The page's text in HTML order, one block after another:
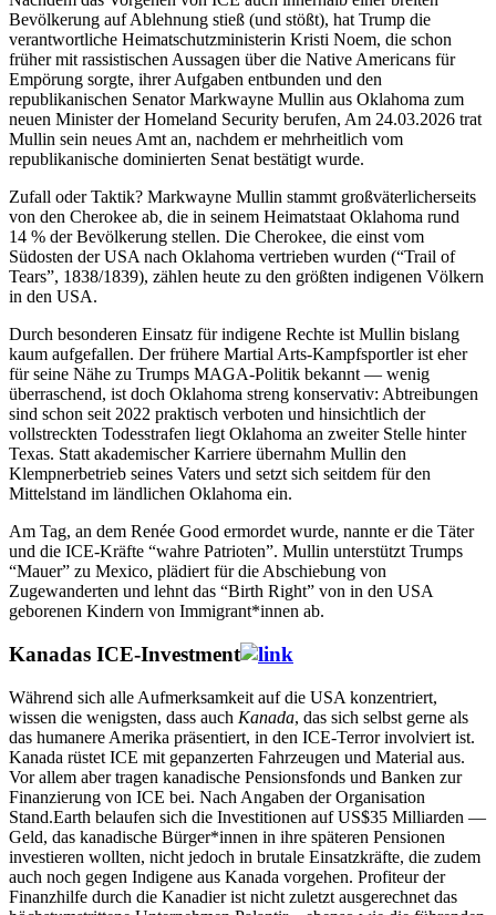
Bevölkerung auf Ablehnung stieß (und stößt), hat Trump die
verantwortliche Heimatschutzministerin Kristi Noem, die schon
früher mit rassistischen Aussagen über die Native Americans für
Empörung sorgte, ihrer Aufgaben entbunden und den
republikanischen Senator Markwayne Mullin aus Oklahoma zum
neuen Minister der Homeland Security berufen, Am 24.03.2026 trat
Mullin sein neues Amt an, nachdem er mehrheitlich vom
republikanische dominierten Senat bestätigt wurde.
Zufall oder Taktik? Markwayne Mullin stammt großväterlicherseits
von den Cherokee ab, die in seinem Heimatstaat Oklahoma rund
14 % der Bevölkerung stellen. Die Cherokee, die einst vom
Südosten der USA nach Oklahoma vertrieben wurden (“Trail of
Tears”, 1838/1839), zählen heute zu den größten indigenen Völkern
in den USA.
Durch besonderen Einsatz für indigene Rechte ist Mullin bislang
kaum aufgefallen. Der frühere Martial Arts-Kampfsportler ist eher
für seine Nähe zu Trumps MAGA-Politik bekannt — wenig
überraschend, ist doch Oklahoma streng konservativ: Abtreibungen
sind schon seit 2022 praktisch verboten und hinsichtlich der
vollstreckten Todesstrafen liegt Oklahoma an zweiter Stelle hinter
Texas. Statt akademischer Karriere übernahm Mullin den
Klempnerbetrieb seines Vaters und setzt sich seitdem für den
Mittelstand im ländlichen Oklahoma ein.
Am Tag, an dem Renée Good ermordet wurde, nannte er die Täter
und die ICE-Kräfte “wahre Patrioten”. Mullin unterstützt Trumps
“Mauer” zu Mexico, plädiert für die Abschiebung von
Zugewanderten und lehnt das “Birth Right” von in den USA
geborenen Kindern von Immigrant*innen ab.
Kanadas ICE-Investment
Während sich alle Aufmerksamkeit auf die USA konzentriert,
wissen die wenigsten, dass auch Kanada, das sich selbst gerne als
das humanere Amerika präsentiert, in den ICE-Terror involviert ist.
Kanada rüstet ICE mit gepanzerten Fahrzeugen und Material aus.
Vor allem aber tragen kanadische Pensionsfonds und Banken zur
Finanzierung von ICE bei. Nach Angaben der Organisation
Stand.Earth belaufen sich die Investitionen auf US$35 Milliarden —
Geld, das kanadische Bürger*innen in ihre späteren Pensionen
investieren wollten, nicht jedoch in brutale Einsatzkräfte, die zudem
auch noch gegen Indigene aus Kanada vorgehen. Profiteur der
Finanzhilfe durch die Kanadier ist nicht zuletzt ausgerechnet das